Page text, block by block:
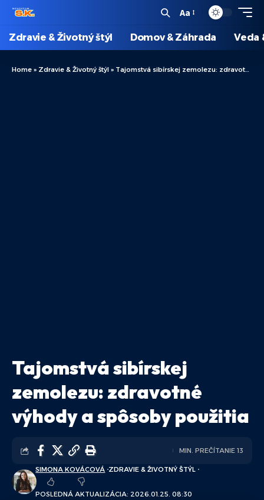
Aa
Zdravie & Životný štýl Domov & Záhrada Veda
Home » Zdravie & Životný štýl » Tajomstvá sibírskej zemolezu: zdravotné výhody a spôsoby použitia
Tajomstvá sibírskej
zemolezu: zdravotné
výhody a spôsoby použitia
POSLEDNÁ AKTUALIZÁCIA: 2026.01.25. 08:30
SIMONA KOVÁCOVÁ ZDRAVIE & ŽIVOTNÝ ŠTÝL
MIN. PREČÍTANIE 13